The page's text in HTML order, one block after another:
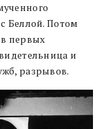
Беллой. Потом
первых
и
разрывов.